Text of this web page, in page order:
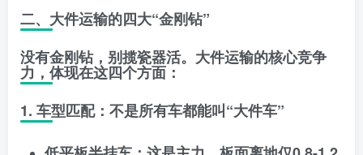
二、大件运输的四大“金刚钻”
没有金刚钻，别揽瓷器活。大件运输的核心竞争
力，体现在这四个方面：
1. 车型匹配：不是所有车都能叫“大件车”